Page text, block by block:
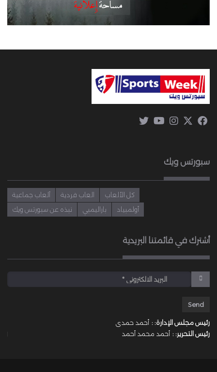
سبورتس ويك
ألعاب جماعية العاب فردية
كل الألعاب
نبذه عن سبورتس ويك
باراليمبي أولمبياد
أشترك في قائمتنا البريدية
رئيس مجلس الإدارة: : أحمد حمدى
رئيس التحرير: : أحمد محمد أحمد